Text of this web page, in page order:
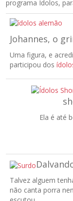
programa Ídolos,
Johannes, o
Uma figura, e
participou dos
Ela é até
Talvez alguem
não canta porra